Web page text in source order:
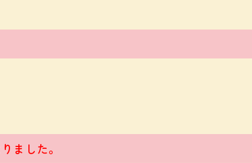
ました。